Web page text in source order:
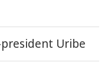
Uribe